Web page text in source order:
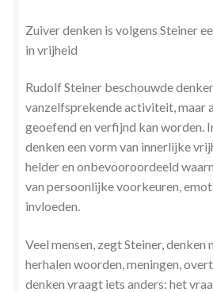
Zuiver denken is volgens Steiner
in vrijheid
Rudolf Steiner beschouwde
vanzelfsprekende activiteit, maar
geoefend en verfijnd kan worden.
denken een vorm van innerlijke
helder en onbevooroordeeld
van persoonlijke voorkeuren,
invloeden.
Veel mensen, zegt Steiner,
herhalen woorden, meningen,
denken vraagt iets anders: het